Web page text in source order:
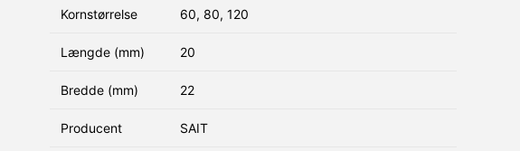
Kornstørrelse
60, 80, 120
Længde (mm) 20
Bredde (mm) 22
Producent SAIT